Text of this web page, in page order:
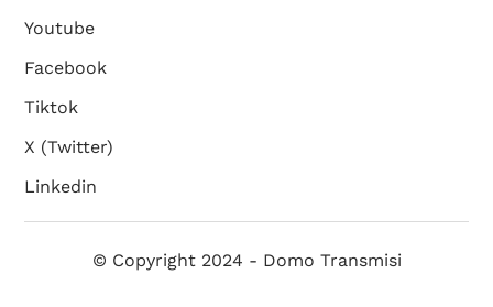
Youtube
Facebook
Tiktok
X (Twitter)
Linkedin
© Copyright 2024 - Domo Transmisi